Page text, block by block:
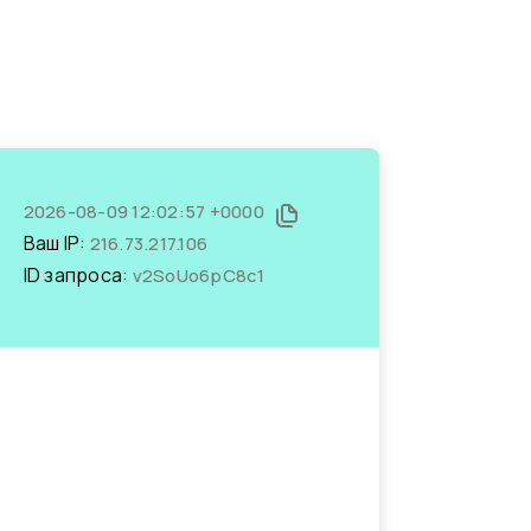
2026-08-09 12:02:57 +0000
Ваш IP: 216.73.217.106
ID запроса: v2SoUo6pC8c1